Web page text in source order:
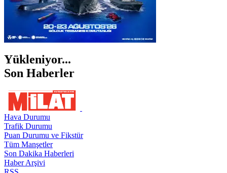
Yükleniyor...
Son Haberler
Hava Durumu
Trafik Durumu
Puan Durumu ve Fikstür
Tüm Manşetler
Son Dakika Haberleri
Haber Arşivi